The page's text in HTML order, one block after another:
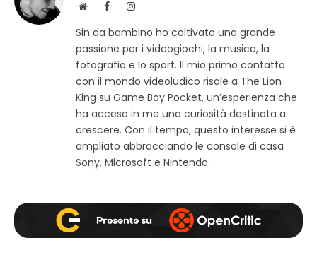
S
t
o
w
F
c
e
b
k
I
s
t
a
a
m
Sin da bambino ho coltivato una grande
passione per i videogiochi, la musica, la
fotografia e lo sport. Il mio primo contatto
con il mondo videoludico risale a The Lion
King su Game Boy Pocket, un’esperienza che
ha acceso in me una curiosità destinata a
crescere. Con il tempo, questo interesse si è
ampliato abbracciando le console di casa
Sony, Microsoft e Nintendo.